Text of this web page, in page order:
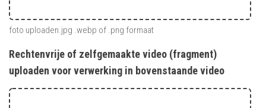
foto uploaden.jpg .webp of .png formaat
Rechtenvrije of zelfgemaakte video (fragment)
uploaden voor verwerking in bovenstaande video